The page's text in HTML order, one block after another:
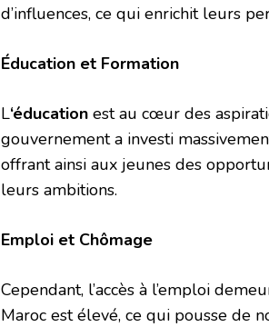
d’influences, ce qui enrichit leurs
Éducation et Formation
L‘éducation est au cœur des
gouvernement a investi
offrant ainsi aux jeunes des
leurs ambitions.
Emploi et Chômage
Cependant, l’accès à l’emploi
Maroc est élevé, ce qui pousse de